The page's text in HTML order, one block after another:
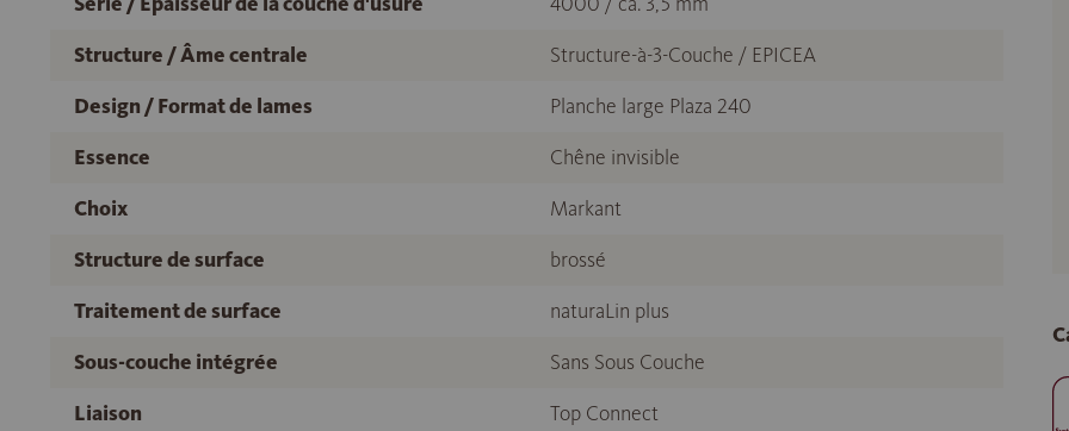
Structure / Âme centrale
Structure-à-3-Couche / EPICEA
Design / Format de lames
Planche large Plaza 240
Essence
Chêne invisible
Choix
Markant
Structure de surface
brossé
Traitement de surface
naturaLin plus
Sous-couche intégrée
Sans Sous Couche
Liaison
Top Connect